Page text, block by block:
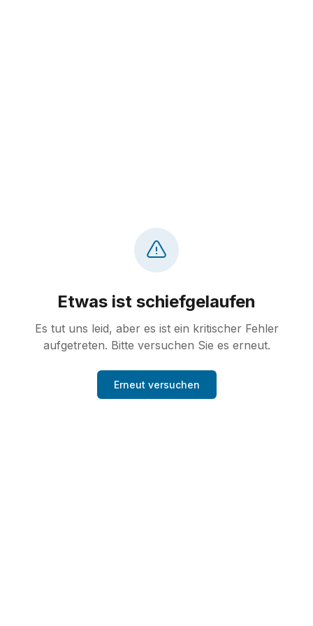
Etwas ist schiefgelaufen
Es tut uns leid, aber es ist ein kritischer Fehler
aufgetreten. Bitte versuchen Sie es erneut.
Erneut versuchen